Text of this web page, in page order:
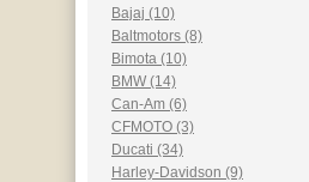
Bajaj (10)
Baltmotors (8)
Bimota (10)
BMW (14)
Can-Am (6)
CFMOTO (3)
Ducati (34)
Harley-Davidson (9)